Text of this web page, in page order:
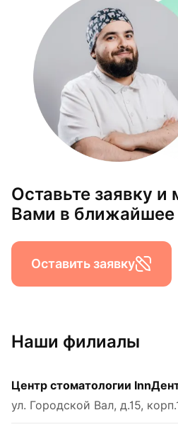
Оставьте заявку
Вами в ближайшее
Оставить заявку
Наши филиалы
Центр стоматологии
ул. Городской Вал, д.15,